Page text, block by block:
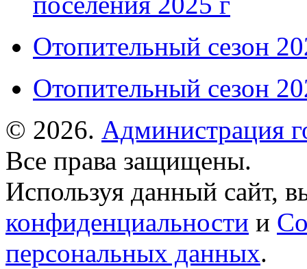
Отопительный сезон
Отопительный сезон
© 2026. Администрация
Все права защищены.
Используя данный сайт,
конфиденциальности и
персональных данных.